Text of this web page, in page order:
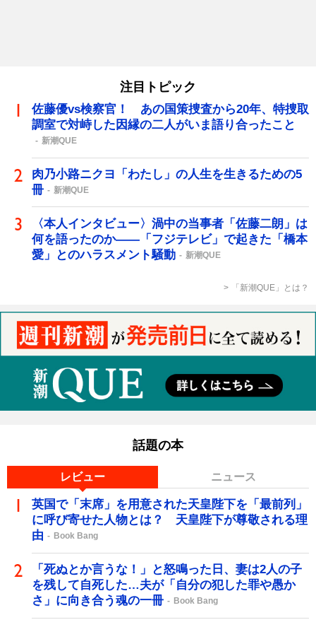
注目トピック
佐藤優vs検察官！ あの国策捜査から20年、特捜取
調室で対峙した因縁の二人がいま語り合ったこと
新潮QUE
肉乃小路ニクヨ「わたし」の人生を生きるための5
冊
新潮QUE
〈本人インタビュー〉渦中の当事者「佐藤二朗」は
何を語ったのか――「フジテレビ」で起きた「橋本
愛」とのハラスメント騒動
新潮QUE
「新潮QUE」とは？
話題の本
レビュー ニュース
英国で「末席」を用意された天皇陛下を「最前列」
に呼び寄せた人物とは？ 天皇陛下が尊敬される理
由
Book Bang
「死ぬとか言うな！」と怒鳴った日、妻は2人の子
を残して自死した…夫が「自分の犯した罪や愚か
さ」に向き合う魂の一冊
Book Bang